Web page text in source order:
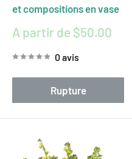
et compositions en vase
Prix
réduit
A partir de $50.00
0 avis
Rupture